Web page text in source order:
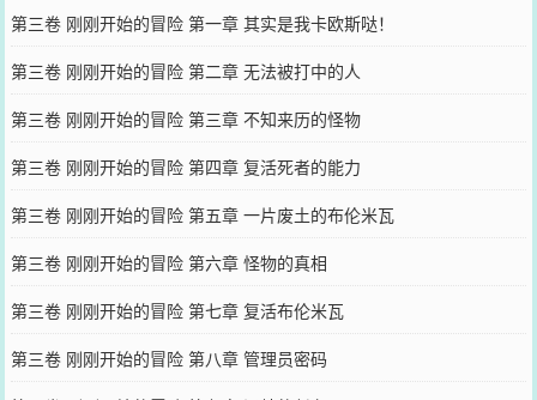
第三卷 刚刚开始的冒险 第一章 其实是我卡欧斯哒！
第三卷 刚刚开始的冒险 第二章 无法被打中的人
第三卷 刚刚开始的冒险 第三章 不知来历的怪物
第三卷 刚刚开始的冒险 第四章 复活死者的能力
第三卷 刚刚开始的冒险 第五章 一片废土的布伦米瓦
第三卷 刚刚开始的冒险 第六章 怪物的真相
第三卷 刚刚开始的冒险 第七章 复活布伦米瓦
第三卷 刚刚开始的冒险 第八章 管理员密码